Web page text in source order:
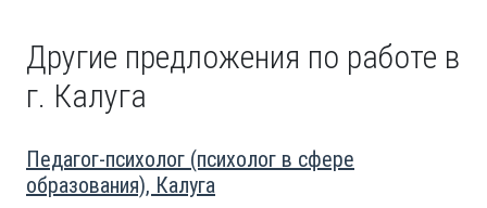
Другие предложения по работе в
г. Калуга
Педагог-психолог (психолог в сфере
образования), Калуга